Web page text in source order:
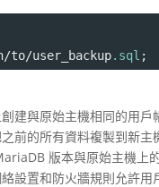
to/user_backup.sql ;
建與原始主機相同的用戶
前的所有資料複製到新主
版本與原始主機上
設置和防火牆規則允許用